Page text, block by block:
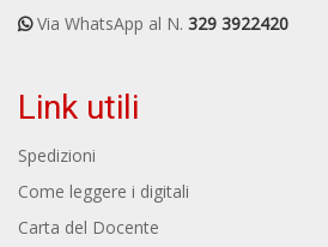
Via WhatsApp al N. 329 3922420
Link utili
Spedizioni
Come leggere i digitali
Carta del Docente